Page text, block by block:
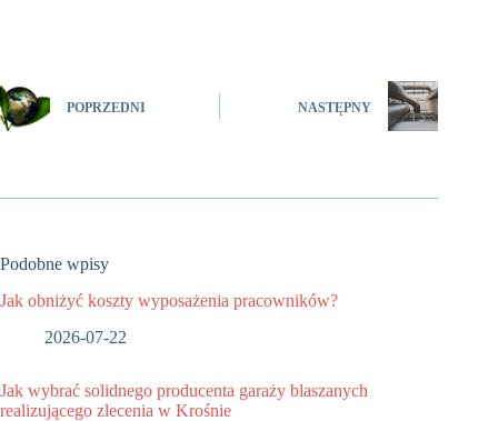
POPRZEDNI NASTĘPNY
Podobne wpisy
Jak obniżyć koszty wyposażenia pracowników?
2026-07-22
Jak wybrać solidnego producenta garaży blaszanych
realizującego zlecenia w Krośnie